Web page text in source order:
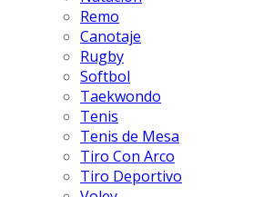
Remo
Canotaje
Rugby
Softbol
Taekwondo
Tenis
Tenis de Mesa
Tiro Con Arco
Tiro Deportivo